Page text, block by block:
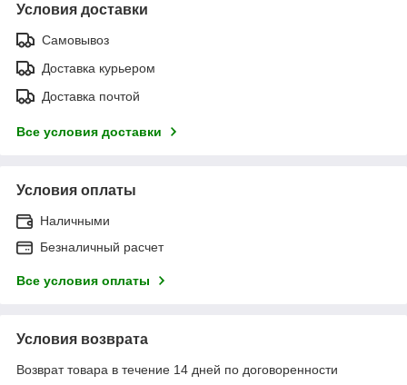
Условия доставки
Самовывоз
Доставка курьером
Доставка почтой
Все условия доставки
Условия оплаты
Наличными
Безналичный расчет
Все условия оплаты
Условия возврата
Возврат товара в течение 14 дней по договоренности